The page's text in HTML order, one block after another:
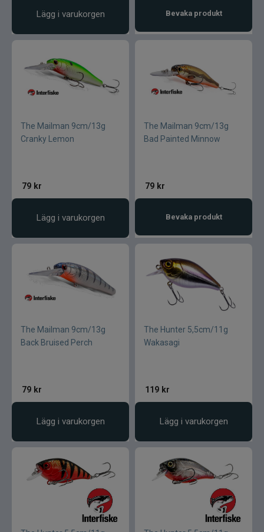
Lägg i varukorgen Bevaka produkt
The Mailman 9cm/13g
Cranky Lemon
79 kr
Lägg i varukorgen
The Mailman 9cm/13g
Bad Painted Minnow
79 kr
Bevaka produkt
The Mailman 9cm/13g
Back Bruised Perch
79 kr
Lägg i varukorgen
The Hunter 5,5cm/11g
Wakasagi
119 kr
Lägg i varukorgen